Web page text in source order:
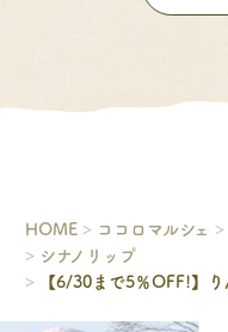
HOME ココロマルシェ
シナノリップ
【6/30まで5％OFF!】